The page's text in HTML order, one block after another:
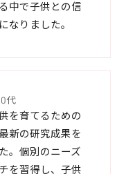
中で子供との信
なりました。
代
を育てるための
新の研究成果を
。個別のニーズ
を習得し、子供